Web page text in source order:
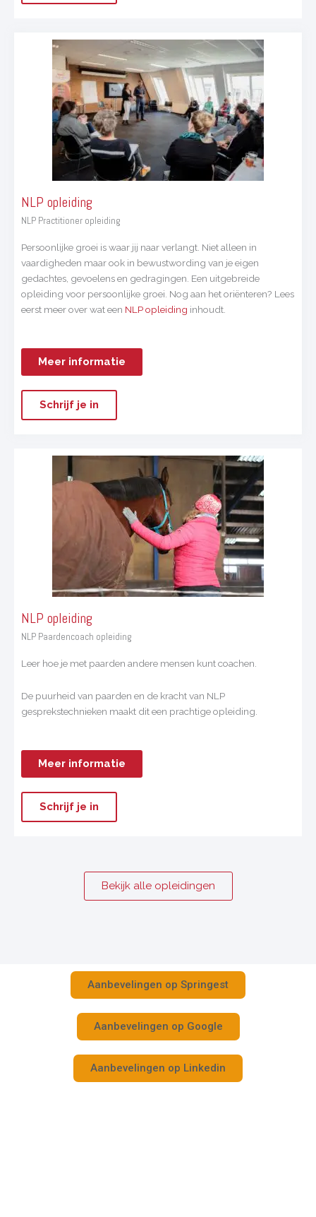
NLP opleiding​
NLP Practitioner opleiding
Persoonlijke groei is waar jij naar verlangt. Niet alleen in
vaardigheden maar ook in bewustwording van je eigen
gedachtes, gevoelens en gedragingen. Een uitgebreide
opleiding voor persoonlijke groei. Nog aan het oriënteren? Lees
eerst meer over wat een NLP opleiding inhoudt.
Meer informatie
Schrijf je in
NLP opleiding​
NLP Paardencoach opleiding
Leer hoe je met paarden andere mensen kunt coachen.
De puurheid van paarden en de kracht van NLP
gesprekstechnieken maakt dit een prachtige opleiding.
Meer informatie
Schrijf je in
Bekijk alle opleidingen
Aanbevelingen op Springest
Aanbevelingen op Google
Aanbevelingen op Linkedin